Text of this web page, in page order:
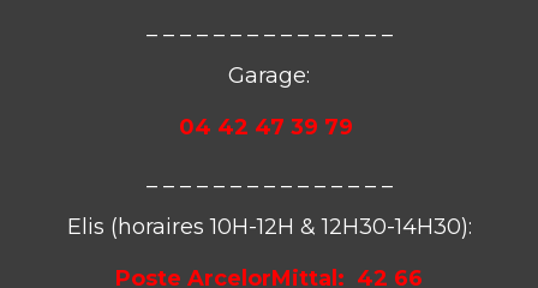
Garage:
04 42 47 39 79
Elis (horaires 10H-12H & 12H30-14H30):
Poste ArcelorMittal: 42 66